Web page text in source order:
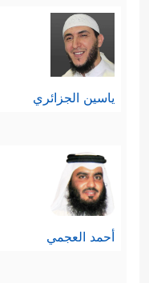
ياسين الجزائري
أحمد العجمي